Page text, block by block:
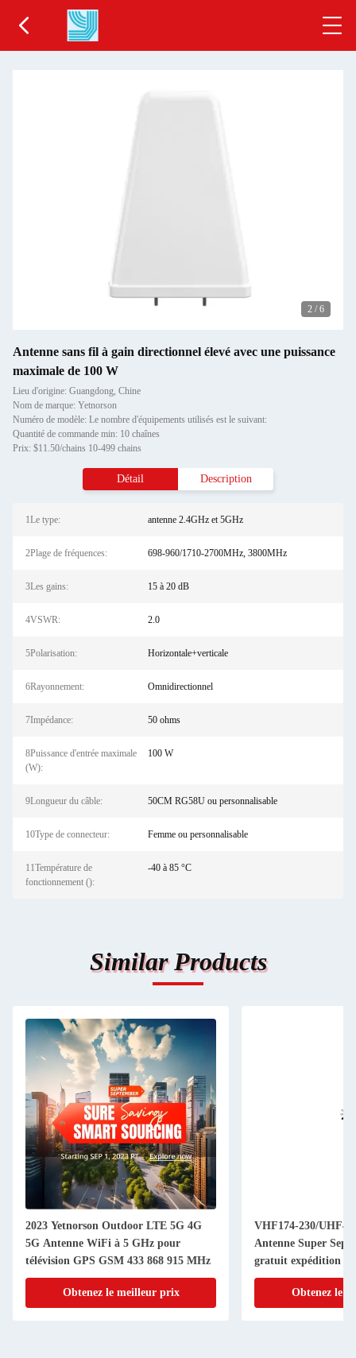
2 / 6
Antenne sans fil à gain directionnel élevé avec une puissance
maximale de 100 W
Lieu d'origine: Guangdong, Chine
Nom de marque: Yetnorson
Numéro de modèle: Le nombre d'équipements utilisés est le suivant:
Quantité de commande min: 10 chaînes
Prix: $11.50/chains 10-499 chains
Détail Description
1Le type: antenne 2.4GHz et 5GHz
2Plage de fréquences: 698-960/1710-2700MHz, 3800MHz
3Les gains: 15 à 20 dB
4VSWR: 2.0
5Polarisation: Horizontale+verticale
6Rayonnement: Omnidirectionnel
7Impédance: 50 ohms
8Puissance d'entrée maximale
(W):
100 W
9Longueur du câble: 50CM RG58U ou personnalisable
10Type de connecteur: Femme ou personnalisable
11Température de
fonctionnement ():
-40 à 85 °C
Similar Products
2023 Yetnorson Outdoor LTE 5G 4G
5G Antenne WiFi à 5 GHz pour
télévision GPS GSM 433 868 915 MHz
Obtenez le meilleur prix
VHF174-230/
Antenne Super
gratuit expédition
Obtenez le